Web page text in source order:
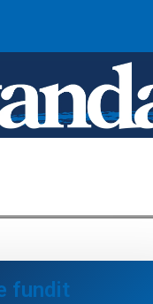
fundit